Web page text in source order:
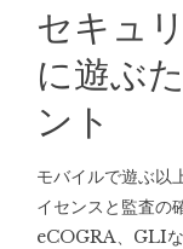
セキュ
に遊ぶ
ント
モバイルで遊ぶ以
イセンスと監査の
eCOGRA、GLIな